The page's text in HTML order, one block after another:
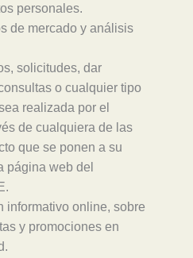
personales.
de mercado y análisis
solicitudes, dar
o cualquier tipo
realizada por el
de cualquiera de las
que se ponen a su
página web del
informativo online, sobre
y promociones en